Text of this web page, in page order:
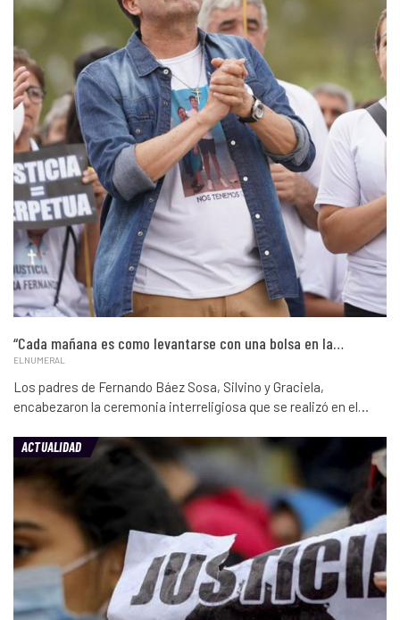
“Cada mañana es como levantarse con una bolsa en la…
ELNUMERAL
Los padres de Fernando Báez Sosa, Silvino y Graciela,
encabezaron la ceremonia interreligiosa que se realizó en el…
ACTUALIDAD